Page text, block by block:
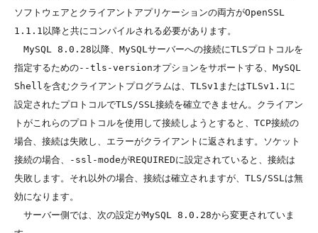
ソフトウェアとクライアントアプリケーションの両方がOpenSSL
1.1.1以降と共にコンパイルされる必要があります。
MySQL 8.0.28以降、MySQLサーバーへの接続にTLSプロトコルを
指定するための--tls-versionオプションをサポートする、MySQL
Shellを含むクライアントプログラムは、TLSv1またはTLSv1.1に
設定されたプロトコルでTLS/SSL接続を確立できません。クライアン
トがこれらのプロトコルを使用して接続しようとすると、TCP接続の
場合、接続は失敗し、エラーがクライアントに返されます。ソケット
接続の場合、-ssl-modeがREQUIREDに設定されていると、接続は
失敗します。それ以外の場合、接続は確立されますが、TLS/SSLは無
効になります。
サーバー側では、次の設定がMySQL 8.0.28から変更されていま